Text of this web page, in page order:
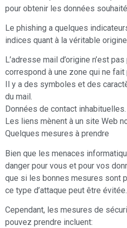
pour obtenir les données
Le phishing a quelques
indices quant à la véritable
L’adresse mail d’origine n’est
correspond à une zone qui ne fait
Il y a des symboles et des
du mail.
Données de contact inhabituelles.
Les liens mènent à un site Web
Quelques mesures à prendre
Bien que les menaces
danger pour vous et pour vos
que si les bonnes mesures sont
ce type d’attaque peut être évitée.
Cependant, les mesures de
pouvez prendre incluent: